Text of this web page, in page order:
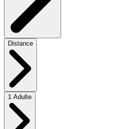
Distance
1 Adulte